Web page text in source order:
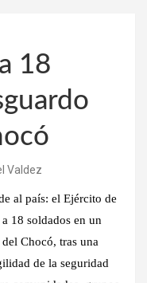
18
Valdez
al país: el Ejército de
18 soldados en un
Chocó, tras una
de la seguridad